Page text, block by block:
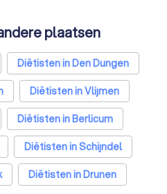
in Vught
in Vught
plaatsen
Diëtisten in Den Dungen
Diëtisten in Vlijmen
Diëtisten in Berlicum
Diëtisten in Schijndel
Diëtisten in Drunen